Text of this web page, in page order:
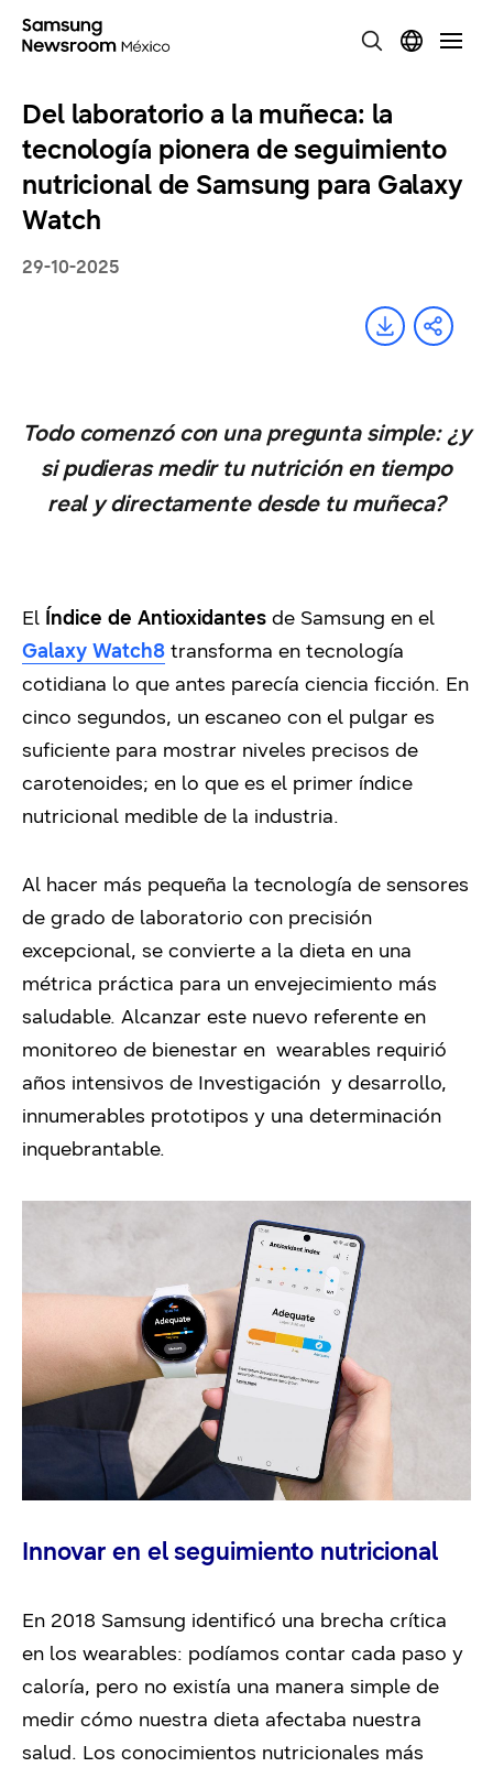
Del laboratorio a la muñeca: la
tecnología pionera de seguimiento
nutricional de Samsung para Galaxy
Watch
29-10-2025
Todo comenzó con una pregunta simple: ¿y
si pudieras medir tu nutrición en tiempo
real y directamente desde tu muñeca?
El Índice de Antioxidantes de Samsung en el
Galaxy Watch8 transforma en tecnología
cotidiana lo que antes parecía ciencia ficción. En
cinco segundos, un escaneo con el pulgar es
suficiente para mostrar niveles precisos de
carotenoides; en lo que es el primer índice
nutricional medible de la industria.
Al hacer más pequeña la tecnología de sensores
de grado de laboratorio con precisión
excepcional, se convierte a la dieta en una
métrica práctica para un envejecimiento más
saludable. Alcanzar este nuevo referente en
monitoreo de bienestar en wearables requirió
años intensivos de Investigación y desarrollo,
innumerables prototipos y una determinación
inquebrantable.
Innovar en el seguimiento nutricional
En 2018 Samsung identificó una brecha crítica
en los wearables: podíamos contar cada paso y
caloría, pero no existía una manera simple de
medir cómo nuestra dieta afectaba nuestra
salud. Los conocimientos nutricionales más